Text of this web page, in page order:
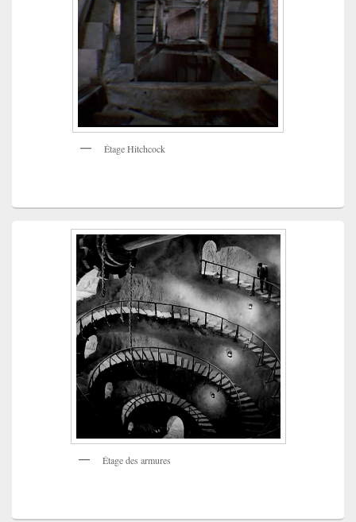
Étage Hitchcock
Étage des armures